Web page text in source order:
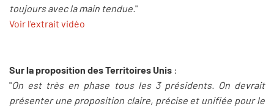
toujours avec la main tendue."
Voir l'extrait vidéo
Sur la proposition des Territoires Unis :
"On est très en phase tous les 3 présidents. On devrait
présenter une proposition claire, précise et unifiée pour le